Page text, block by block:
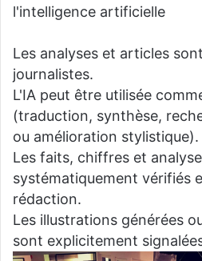
l'intelligence artificielle
Les analyses et articles
journalistes.
L'IA peut être utilisée
(traduction, synthèse,
ou amélioration stylistique).
Les faits, chiffres et
systématiquement vérifiés
rédaction.
Les illustrations générées
sont explicitement